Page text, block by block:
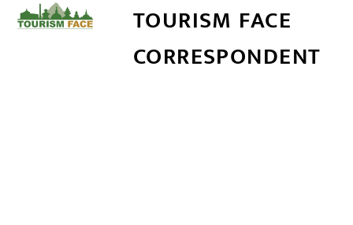
TOURISM FACE
CORRESPONDENT